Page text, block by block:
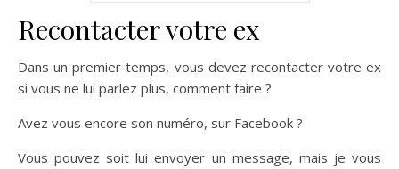
Recontacter votre ex
Dans un premier temps, vous devez recontacter votre ex
si vous ne lui parlez plus, comment faire ?
Avez vous encore son numéro, sur Facebook ?
Vous pouvez soit lui envoyer un message, mais je vous